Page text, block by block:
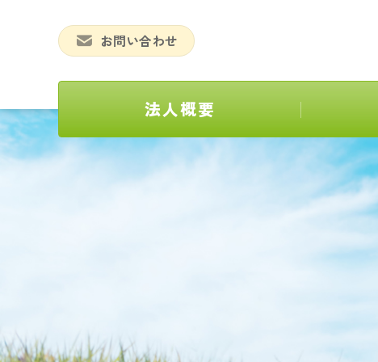
お問い合わせ
法人概要